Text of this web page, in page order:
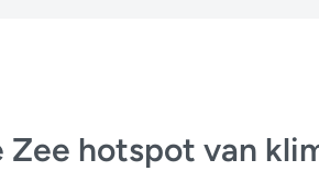
Zee hotspot van